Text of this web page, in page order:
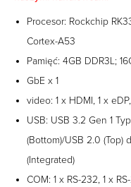
Procesor: Rockchip
Cortex-A53
Pamięć: 4GB DDR3L;
GbE x 1
video: 1 x HDMI, 1 x eDP,
USB: USB 3.2 Gen 1
(Bottom)/USB 2.0 (Top)
(Integrated)
COM: 1 x RS-232, 1 x